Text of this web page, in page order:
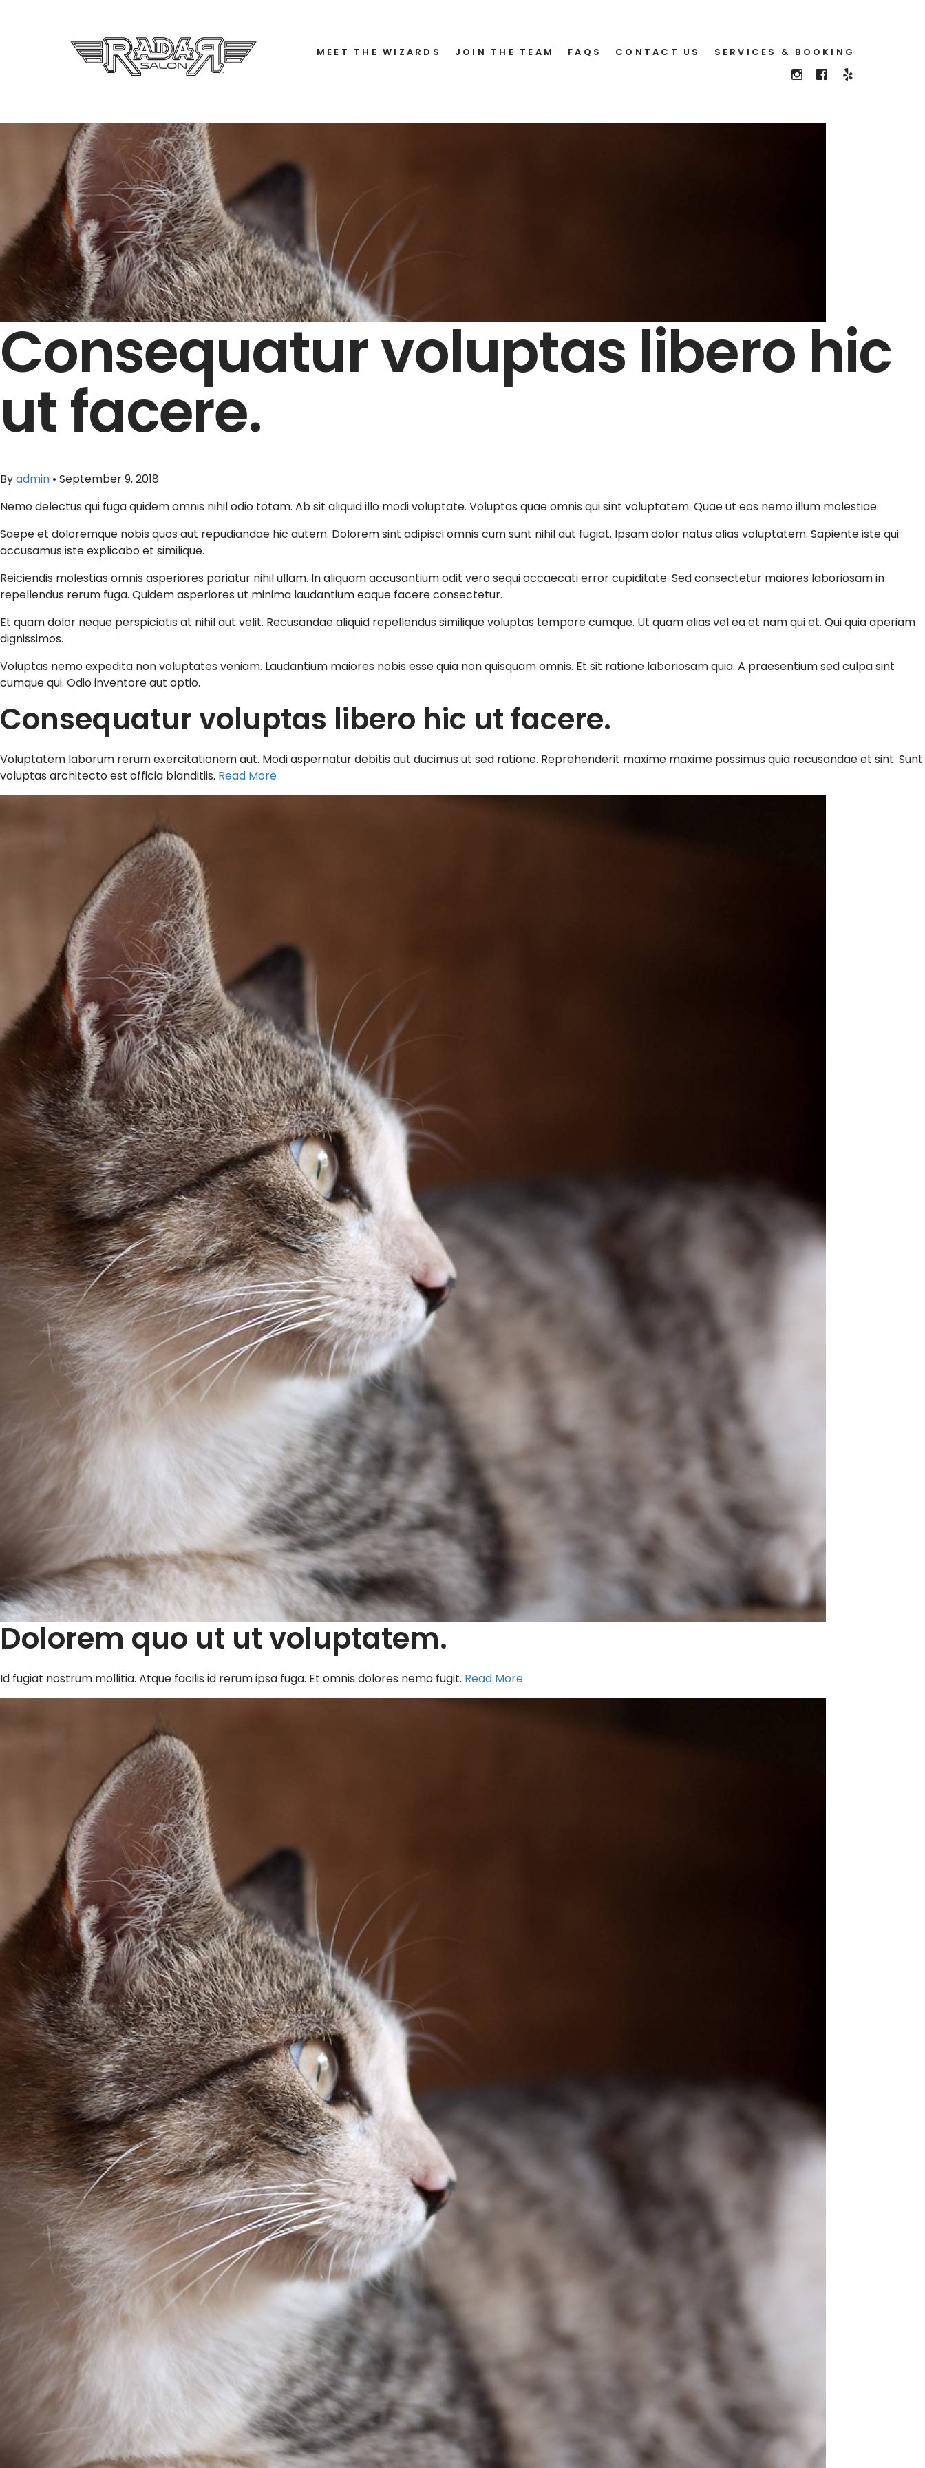
Radar SalonMEET THE WIZARDS JOIN THE TEAM FAQS CONTACT US
SERVICES & BOOKING
FOLLOWFOLLOW
SEE
Consequatur voluptas libero hic
ut facere.
Byadmin • September 9, 2018
Nemo delectus qui fuga quidem omnis nihil odio totam. Ab sit aliquid illo modi voluptate. Voluptas quae omnis qui sint voluptatem. Quae ut eos nemo illum molestiae.
Saepe et doloremque nobis quos aut repudiandae hic autem. Dolorem sint adipisci omnis cum sunt nihil aut fugiat. Ipsam dolor natus alias voluptatem. Sapiente iste qui
accusamus iste explicabo et similique.
Reiciendis molestias omnis asperiores pariatur nihil ullam. In aliquam accusantium odit vero sequi occaecati error cupiditate. Sed consectetur maiores laboriosam in
repellendus rerum fuga. Quidem asperiores ut minima laudantium eaque facere consectetur.
Et quam dolor neque perspiciatis at nihil aut velit. Recusandae aliquid repellendus similique voluptas tempore cumque. Ut quam alias vel ea et nam qui et. Qui quia aperiam
dignissimos.
Voluptas nemo expedita non voluptates veniam. Laudantium maiores nobis esse quia non quisquam omnis. Et sit ratione laboriosam quia. A praesentium sed culpa sint
cumque qui. Odio inventore aut optio.
Consequatur voluptas libero hic ut facere.
Voluptatem laborum rerum exercitationem aut. Modi aspernatur debitis aut ducimus ut sed ratione. Reprehenderit maxime maxime possimus quia recusandae et sint. Sunt
voluptas architecto est officia blanditiis. Read More
Dolorem quo ut ut voluptatem.
Id fugiat nostrum mollitia. Atque facilis id rerum ipsa fuga. Et omnis dolores nemo fugit. Read More